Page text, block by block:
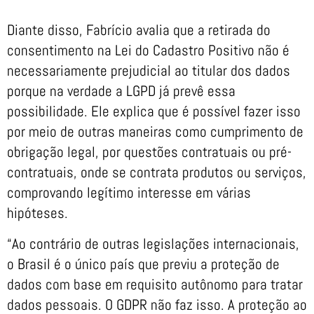
Diante disso, Fabrício avalia que a retirada do
consentimento na Lei do Cadastro Positivo não é
necessariamente prejudicial ao titular dos dados
porque na verdade a LGPD já prevê essa
possibilidade. Ele explica que é possível fazer isso
por meio de outras maneiras como cumprimento de
obrigação legal, por questões contratuais ou pré-
contratuais, onde se contrata produtos ou serviços,
comprovando legítimo interesse em várias
hipóteses.
“Ao contrário de outras legislações internacionais,
o Brasil é o único país que previu a proteção de
dados com base em requisito autônomo para tratar
dados pessoais. O GDPR não faz isso. A proteção ao